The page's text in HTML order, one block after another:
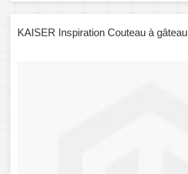
KAISER Inspiration Couteau à